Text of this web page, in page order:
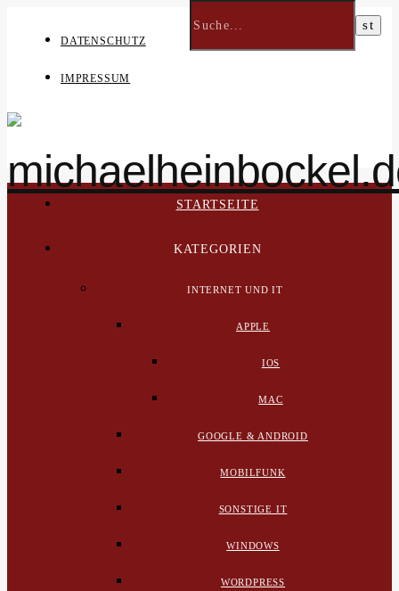
DATENSCHUTZ
IMPRESSUM
STARTSEITE
KATEGORIEN
INTERNET UND IT
APPLE
IOS
MAC
GOOGLE & ANDROID
MOBILFUNK
SONSTIGE IT
WINDOWS
WORDPRESS